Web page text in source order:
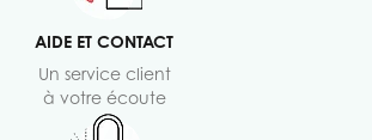
AIDE ET CONTACT
Un service client
à votre écoute